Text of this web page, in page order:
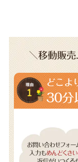
＼移動販
どこよ
30分